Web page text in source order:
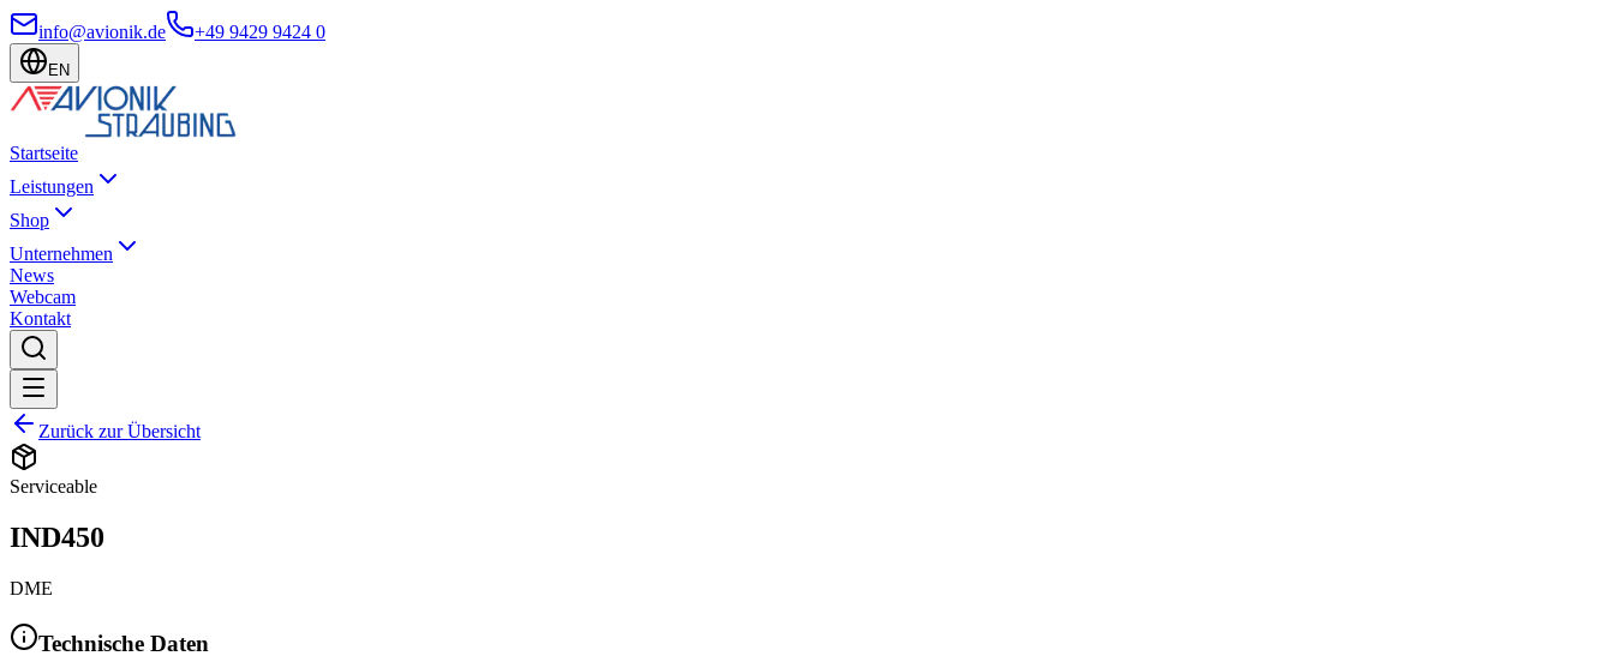
info@avionik.de +49 9429 9424 0
EN
Startseite
Leistungen
Shop
Unternehmen
News
Webcam
Kontakt
Zurück zur Übersicht
Serviceable
IND450
DME
Technische Daten